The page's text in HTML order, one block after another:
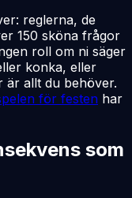
reglerna, de
150 sköna frågor
roll om ni säger
konka, eller
är allt du behöver.
för festen har
som